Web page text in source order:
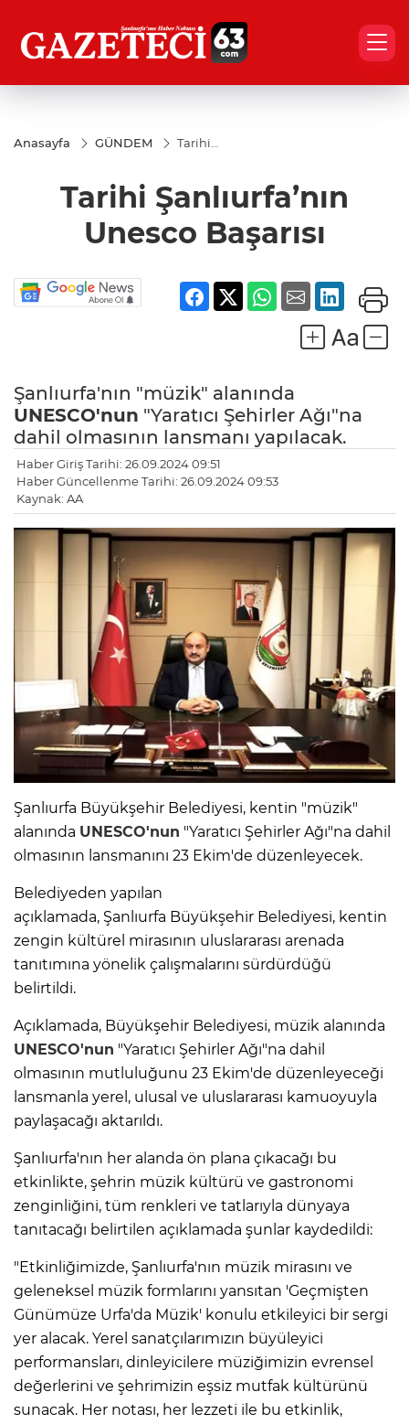
Anasayfa GÜNDEM
Tarihi
Başarısı
Tarihi Şanlıurfa’nın
Unesco Başarısı
Şanlıurfa'nın "müzik" alanında
UNESCO'nun "Yaratıcı Şehirler Ağı"na
dahil olmasının lansmanı yapılacak.
Haber Giriş Tarihi: 26.09.2024 09:51
Haber Güncellenme Tarihi: 26.09.2024 09:53
Kaynak: AA
Şanlıurfa Büyükşehir Belediyesi, kentin "müzik"
alanında UNESCO'nun "Yaratıcı Şehirler Ağı"na dahil
olmasının lansmanını 23 Ekim'de düzenleyecek.
Belediyeden yapılan
açıklamada, Şanlıurfa Büyükşehir Belediyesi, kentin
zengin kültürel mirasının uluslararası arenada
tanıtımına yönelik çalışmalarını sürdürdüğü
belirtildi.
Açıklamada, Büyükşehir Belediyesi, müzik alanında
UNESCO'nun "Yaratıcı Şehirler Ağı"na dahil
olmasının mutluluğunu 23 Ekim'de düzenleyeceği
lansmanla yerel, ulusal ve uluslararası kamuoyuyla
paylaşacağı aktarıldı.
Şanlıurfa'nın her alanda ön plana çıkacağı bu
etkinlikte, şehrin müzik kültürü ve gastronomi
zenginliğini, tüm renkleri ve tatlarıyla dünyaya
tanıtacağı belirtilen açıklamada şunlar kaydedildi:
"Etkinliğimizde, Şanlıurfa'nın müzik mirasını ve
geleneksel müzik formlarını yansıtan 'Geçmişten
Günümüze Urfa'da Müzik' konulu etkileyici bir sergi
yer alacak. Yerel sanatçılarımızın büyüleyici
performansları, dinleyicilere müziğimizin evrensel
değerlerini ve şehrimizin eşsiz mutfak kültürünü
sunacak. Her notası, her lezzeti ile bu etkinlik,